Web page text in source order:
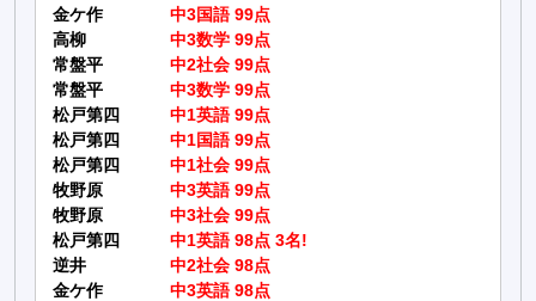
金ケ作
中3国語 99点
高柳
中3数学 99点
常盤平
中2社会 99点
常盤平
中3数学 99点
松戸第四
中1英語 99点
松戸第四
中1国語 99点
松戸第四
中1社会 99点
牧野原
中3英語 99点
牧野原
中3社会 99点
松戸第四
中1英語 98点 3名!
逆井
中2社会 98点
金ケ作
中3英語 98点